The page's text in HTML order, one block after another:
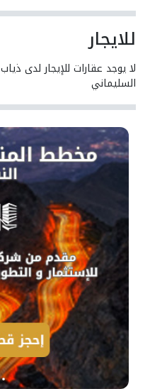
للايجار
لا يوجد عقارات للإيجار لدى ذياب
السليماني